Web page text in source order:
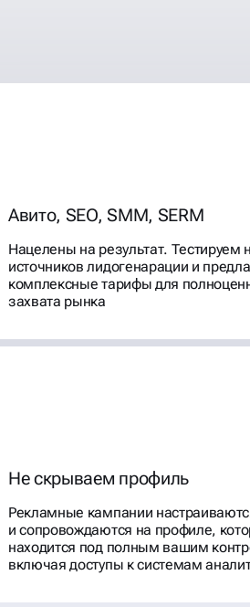
Авито, SEO, SMM, SERM
Нацелены на результат. Тестируем
источников лидогенарации и
комплексные тарифы для
захвата рынка
Не скрываем профиль
Рекламные кампании
и сопровождаются на профиле,
находится под полным вашим
включая доступы к системам